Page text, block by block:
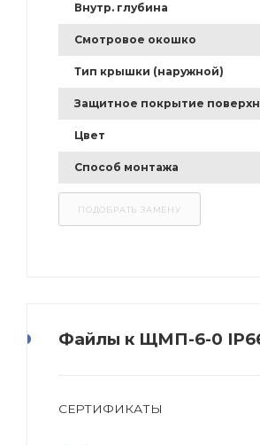
Внутр. глубина
Смотровое окошко
Тип крышки (наружной)
Защитное покрытие
Цвет
Способ монтажа
Файлы к ЩМП-6-0 IP66
СЕРТИФИКАТЫ